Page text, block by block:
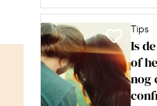
Tips
Is
of
nog